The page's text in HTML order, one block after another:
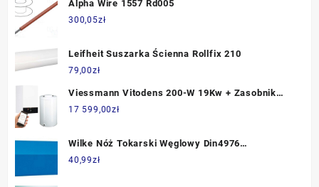
Alpha Wire 1557 Rd005
300,05zł
Leifheit Suszarka Ścienna Rollfix 210
79,00zł
Viessmann Vitodens 200-W 19Kw + Zasobnik
Vitocell 100-W (B) 120 L + Czujniki Temp. +
17 599,00zł
Wilke Nóż Tokarski Węglowy Din4976
16x16x110mm P25/30 8228750005
40,99zł